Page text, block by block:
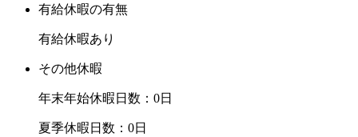
有給休暇の有無
有給休暇あり
その他休暇
年末年始休暇日数：0日
夏季休暇日数：0日